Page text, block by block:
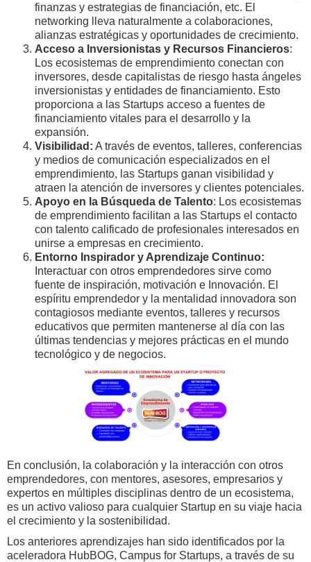
finanzas y estrategias de financiación, etc. El
networking lleva naturalmente a colaboraciones,
alianzas estratégicas y oportunidades de crecimiento.
Acceso a Inversionistas y Recursos Financieros:
Los ecosistemas de emprendimiento conectan con
inversores, desde capitalistas de riesgo hasta ángeles
inversionistas y entidades de financiamiento. Esto
proporciona a las Startups acceso a fuentes de
financiamiento vitales para el desarrollo y la
expansión.
Visibilidad: A través de eventos, talleres, conferencias
y medios de comunicación especializados en el
emprendimiento, las Startups ganan visibilidad y
atraen la atención de inversores y clientes potenciales.
Apoyo en la Búsqueda de Talento: Los ecosistemas
de emprendimiento facilitan a las Startups el contacto
con talento calificado de profesionales interesados en
unirse a empresas en crecimiento.
Entorno Inspirador y Aprendizaje Continuo:
Interactuar con otros emprendedores sirve como
fuente de inspiración, motivación e Innovación. El
espíritu emprendedor y la mentalidad innovadora son
contagiosos mediante eventos, talleres y recursos
educativos que permiten mantenerse al día con las
últimas tendencias y mejores prácticas en el mundo
tecnológico y de negocios.
En conclusión, la colaboración y la interacción con otros
emprendedores, con mentores, asesores, empresarios y
expertos en múltiples disciplinas dentro de un ecosistema,
es un activo valioso para cualquier Startup en su viaje hacia
el crecimiento y la sostenibilidad.
Los anteriores aprendizajes han sido identificados por la
aceleradora HubBOG, Campus for Startups, a través de su